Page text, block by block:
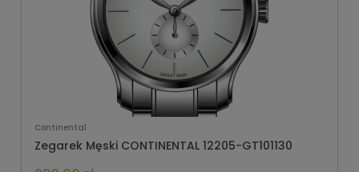
Continental
Zegarek Męski CONTINENTAL 12205-GT101130